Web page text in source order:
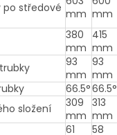
středové mm mm
380
mm
415
mm
93
mm
93
mm
66.5°66.5°
složení
309
mm
313
mm
61
58